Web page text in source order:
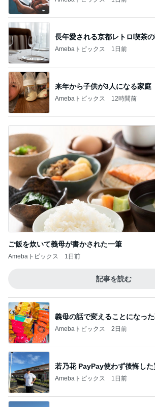
長年愛される京都レトロ喫茶
Amebaトピックス 1日前
来年から子供が3人になる家庭
Amebaトピックス 12時間前
ご飯を炊いて義母が書かされた一筆
Amebaトピックス 1日前
記事を読む
義母の話で変えることになった
Amebaトピックス 2日前
若乃花 PayPay使わず後悔した
Amebaトピックス 1日前